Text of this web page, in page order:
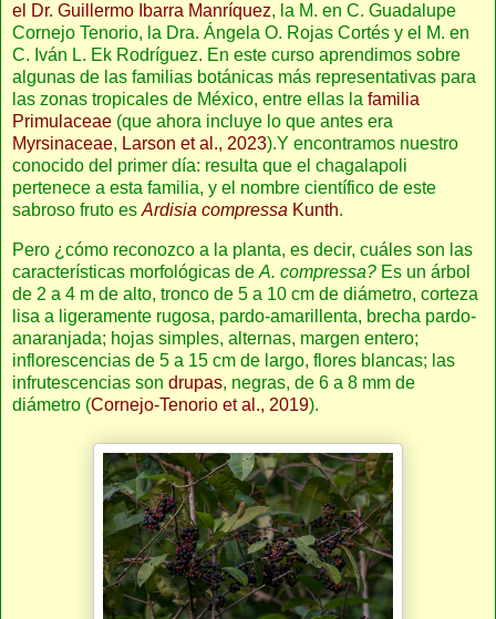
el Dr. Guillermo Ibarra Manríquez, la M. en C. Guadalupe
Cornejo Tenorio, la Dra. Ángela O. Rojas Cortés y el M. en
C. Iván L. Ek Rodríguez. En este curso aprendimos sobre
algunas de las familias botánicas más representativas para
las zonas tropicales de México, entre ellas la familia
Primulaceae (que ahora incluye lo que antes era
Myrsinaceae, Larson et al., 2023).Y encontramos nuestro
conocido del primer día: resulta que el chagalapoli
pertenece a esta familia, y el nombre científico de este
sabroso fruto es Ardisia compressa Kunth.
Pero ¿cómo reconozco a la planta, es decir, cuáles son las
características morfológicas de A. compressa? Es un árbol
de 2 a 4 m de alto, tronco de 5 a 10 cm de diámetro, corteza
lisa a ligeramente rugosa, pardo-amarillenta, brecha pardo-
anaranjada; hojas simples, alternas, margen entero;
inflorescencias de 5 a 15 cm de largo, flores blancas; las
infrutescencias son drupas, negras, de 6 a 8 mm de
diámetro (Cornejo-Tenorio et al., 2019).